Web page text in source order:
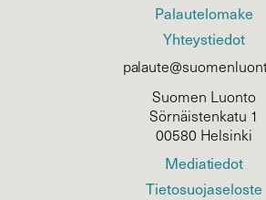
Palautelomake
Yhteystiedot
Suomen Luonto
Sörnäistenkatu 1
00580 Helsinki
Mediatiedot
Tietosuojaseloste